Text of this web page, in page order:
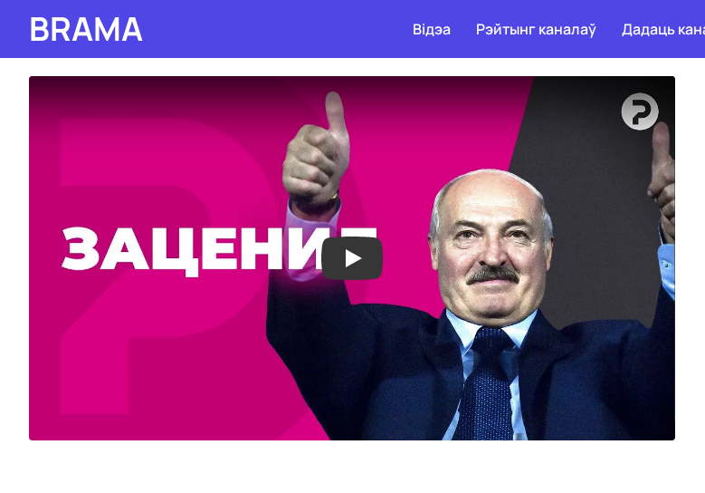
BRAMA Відэа Рэйтынг каналаў Дадаць